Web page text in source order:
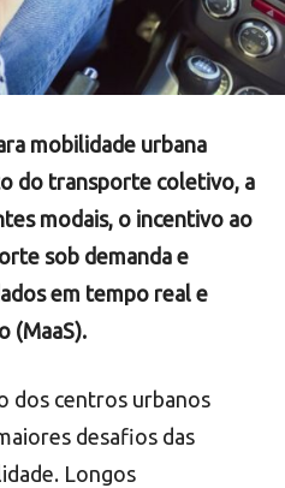
mobilidade urbana
do transporte coletivo, a
modais, o incentivo ao
sob demanda e
em tempo real e
(MaaS).
dos centros urbanos
desafios das
Longos